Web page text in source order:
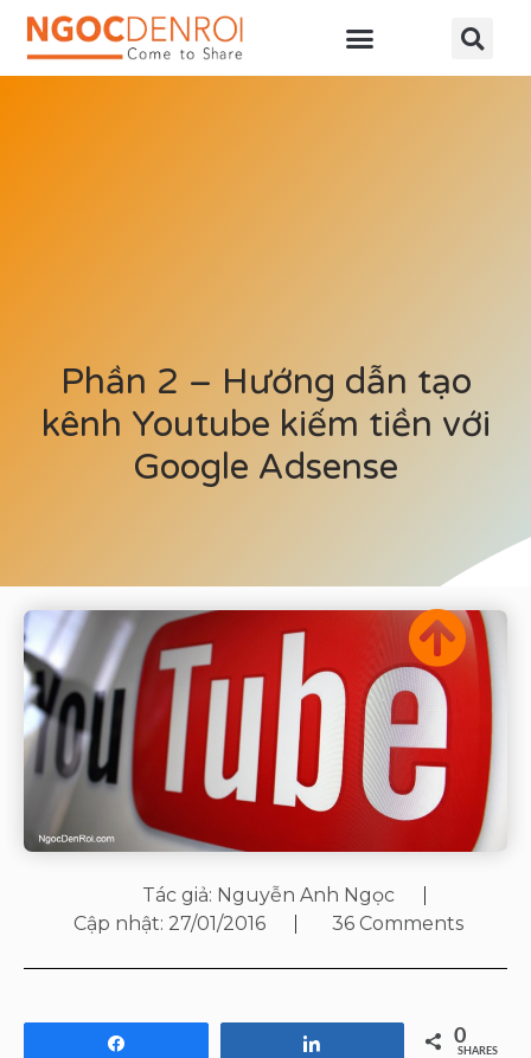
Phần 2 – Hướng dẫn tạo
kênh Youtube kiếm tiền với
Google Adsense
Tác giả: Nguyễn Anh Ngọc
Cập nhật: 27/01/2016 36 Comments
0
SHARES